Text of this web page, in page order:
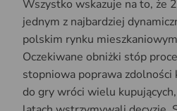
Wszystko wskazuje na to, że
jednym z najbardziej
polskim rynku
Oczekiwane obniżki stóp
stopniowa poprawa
do gry wróci wielu